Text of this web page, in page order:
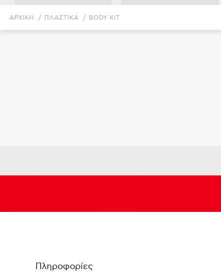
ΑΡΧΙΚΉ / ΠΛΑΣΤΙΚΑ / BODY KIT
Πληροφορίες